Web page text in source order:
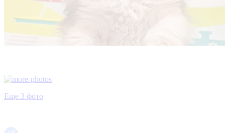
Еще 3 фото